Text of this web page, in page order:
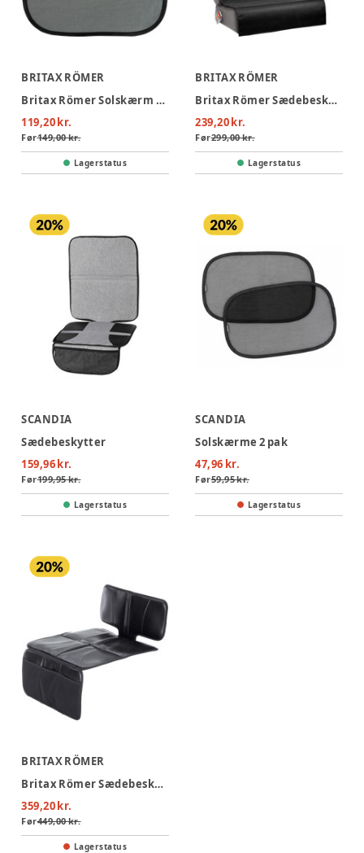
BRITAX RÖMER
Britax Römer Solskærm Selvklæbende 2-pak
119,20 kr.
Før149,00 kr.
Lagerstatus
BRITAX RÖMER
Britax Römer Sædebeskytter
239,20 kr.
Før299,00 kr.
Lagerstatus
SCANDIA
Sædebeskytter
159,96 kr.
Før199,95 kr.
Lagerstatus
SCANDIA
Solskærme 2 pak
47,96 kr.
Før59,95 kr.
Lagerstatus
BRITAX RÖMER
Britax Römer Sædebeskytter i Læder
359,20 kr.
Før449,00 kr.
Lagerstatus